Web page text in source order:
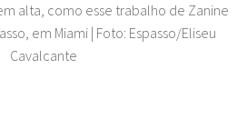
alta, como esse trabalho de Zanine
em Miami | Foto: Espasso/Eliseu
Cavalcante